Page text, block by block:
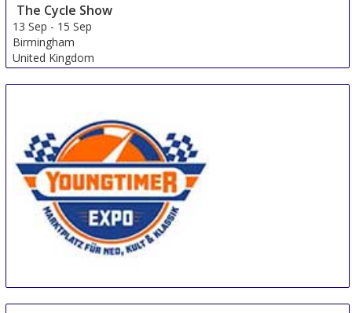
The Cycle Show
13 Sep - 15 Sep
Birmingham
United Kingdom